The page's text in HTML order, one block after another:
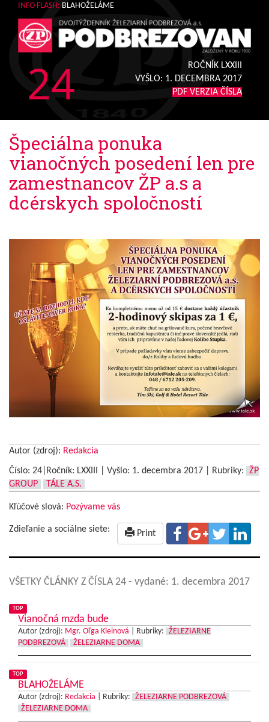
INFO FLASH: BLAHOŽELÁME
24
ROČNÍK LXXIII
VYŠLO: 1. DECEMBRA 2017
PDF VERZIA ČÍSLA
Špeciálna ponuka
vianočných posedení len pre
zamestnancov ŽP a.s a
dcérskych spoločností
Autor (zdroj): Redakcia
Číslo: 24|Ročník: LXXIII | Vyšlo: 1. decembra 2017 Rubriky:
ŽP
GROUP
TÁLE A.S.
Kľúčové slová: Pozývame vás
Zdieľanie a sociálne siete: Print
VŠETKY ČLÁNKY Z ČÍSLA 24 - vydané: 1. decembra 2017
TOP
Vianočná mzda bude
Autor (zdroj): Mgr. Oľga Kleinová Rubriky:
ŽELEZIARNE
PODBREZOVÁ
ŽELEZIARNE DOMA
TOP
BLAHOŽELÁME
Autor (zdroj): Redakcia Rubriky:
ŽELEZIARNE PODBREZOVÁ
ŽELEZIARNE DOMA